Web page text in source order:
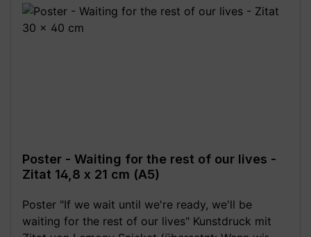
Poster - Waiting for the rest of our lives -
Zitat 14,8 x 21 cm (A5)
Poster "If we wait until we're ready, we'll be
waiting for the rest of our lives" Kunstdruck mit